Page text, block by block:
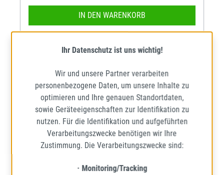
IN DEN WARENKORB
Ihr Datenschutz ist uns wichtig!
Wir und unsere Partner verarbeiten
personenbezogene Daten, um unsere Inhalte zu
optimieren und Ihre genauen Standortdaten,
sowie Geräteeigenschaften zur Identifikation zu
nutzen. Für die Identifikation und aufgeführten
Verarbeitungszwecke benötigen wir Ihre
Zustimmung. Die Verarbeitungszwecke sind:
· Monitoring/Tracking